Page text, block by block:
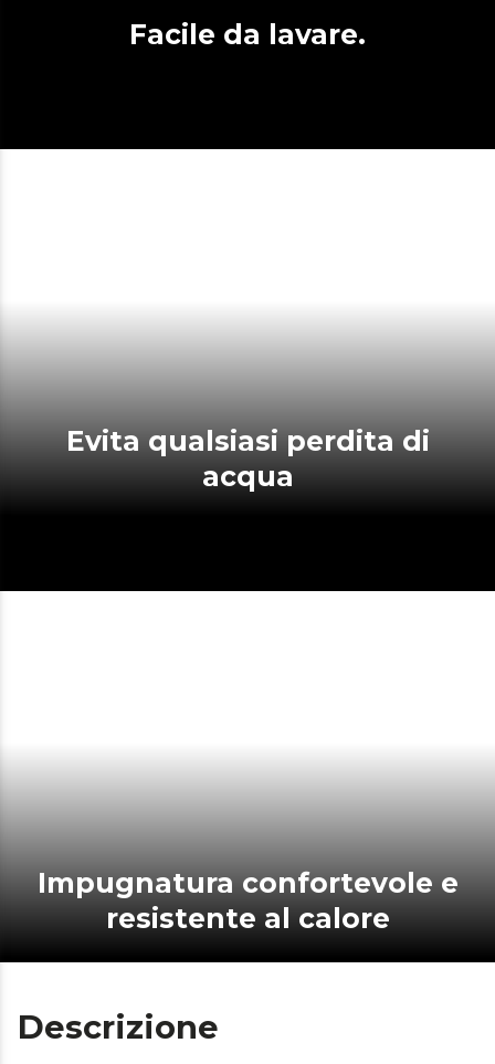
Facile da lavare.
Evita qualsiasi perdita di
acqua
Impugnatura confortevole e
resistente al calore
Descrizione